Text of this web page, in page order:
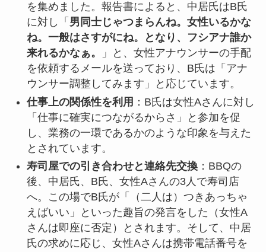
を集めました。報告書によると、中居氏はB氏
に対し「 男同士じゃつまらんね。女性いるかな
ね。一般はさすがにね。となり、フシアナ誰か
来れるかなぁ。
」と、女性アナウンサーの手配
を依頼するメールを送っており、B氏は「アナ
ウンサー調整してみます」と応じています。
仕事上の関係性を利用 ：B氏は女性Aさんに対し
「仕事に確実につながるからさ」と参加を促
し、業務の一環であるかのような印象を与えた
とされています。
寿司屋での引き合わせと連絡先交換：BBQの
後、中居氏、B氏、女性Aさんの3人で寿司店
へ。この場でB氏が「（二人は）つきあっちゃ
えばいい」といった趣旨の発言をした（女性A
さんは即座に否定）とされます。そして、中居
氏の求めに応じ、女性Aさんは携帯電話番号を